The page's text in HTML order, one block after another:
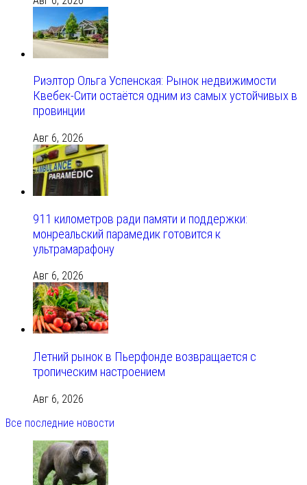
Риэлтор Ольга Успенская: Рынок недвижимости
Квебек-Сити остаётся одним из самых устойчивых в
провинции
Авг 6, 2026
911 километров ради памяти и поддержки:
монреальский парамедик готовится к
ультрамарафону
Авг 6, 2026
Летний рынок в Пьерфонде возвращается с
тропическим настроением
Авг 6, 2026
Все последние новости